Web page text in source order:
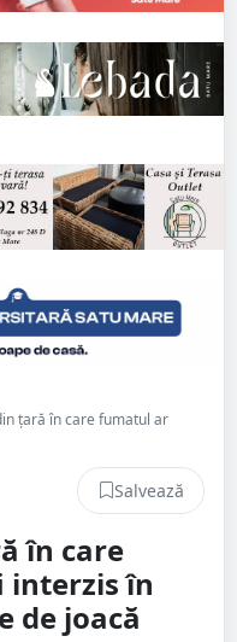
țară în care fumatul ar
Salvează
în care
în
de joacă